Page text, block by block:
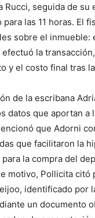
Rucci, seguida de su
las 11 horas. El
sobre el inmueble:
la
y el costo final tras
de la escribana
datos que aportan a
que Adorni
que facilitaron la
la compra del
motivo, Pollicita citó
identificado por
un documento